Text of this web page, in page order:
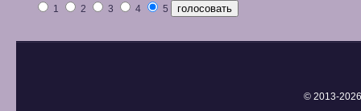
1 2 3 4 5
© 2013-